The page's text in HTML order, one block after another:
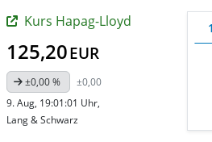
Kurs Hapag-Lloyd
125,20EUR
±0,00 %
±0,00
9. Aug, 19:01:01 Uhr,
Lang & Schwarz